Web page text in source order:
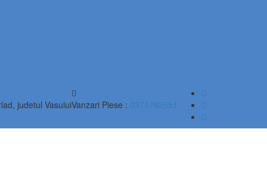
Vanzari Piese : 0371782551
judetul Vasului